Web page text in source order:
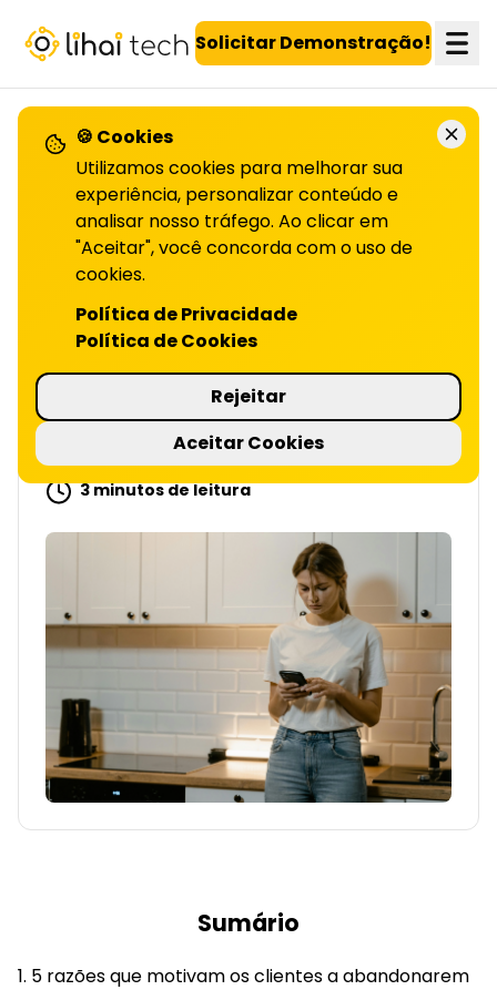
LiHai - Página inicial Solicitar Demonstração!
VOLTAR PARA O BLOG
Por que clientes
abandonam
OS PROGRAMAS DE FIDELIDADE? | LIHAI
atraentes, muitos clientes desistem por
frustrações no cadastro ou recompensas
confusas. Veja os principais motivos e como
evitar!
3 minutos de leitura
Sumário
5 razões que motivam os clientes a abandonarem
🍪 Cookies
Utilizamos cookies para melhorar sua
experiência, personalizar conteúdo e
analisar nosso tráfego. Ao clicar em
"Aceitar", você concorda com o uso de
cookies.
Política de Privacidade
Política de Cookies
Rejeitar
Aceitar Cookies